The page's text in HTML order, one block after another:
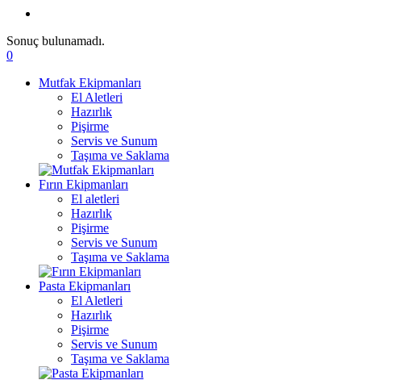
Sonuç bulunamadı.
0
Mutfak Ekipmanları
El Aletleri
Hazırlık
Pişirme
Servis ve Sunum
Taşıma ve Saklama
Fırın Ekipmanları
El aletleri
Hazırlık
Pişirme
Servis ve Sunum
Taşıma ve Saklama
Pasta Ekipmanları
El Aletleri
Hazırlık
Pişirme
Servis ve Sunum
Taşıma ve Saklama